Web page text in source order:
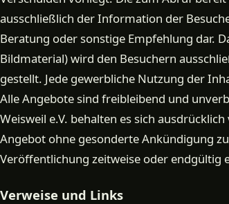
ausschließlich der Information der
Beratung oder sonstige Empfehlung dar.
Bildmaterial) wird den Besuchern
gestellt. Jede gewerbliche Nutzung der
Alle Angebote sind freibleibend und
Weisweil e.V. behalten es sich
Angebot ohne gesonderte Ankündigung
Veröffentlichung zeitweise oder endgültig
Verweise und Links